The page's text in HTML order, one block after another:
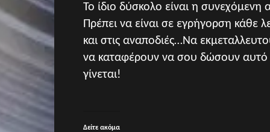
Το ίδιο δύσκολο είναι η συνεχόμενη
Πρέπει να είναι σε εγρήγορση κάθε
και στις αναποδιές…Να
να καταφέρουν να σου δώσουν αυτό
γίνεται!
Δείτε ακόμα